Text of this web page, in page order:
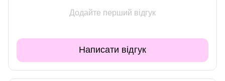
Додайте перший відгук
Написати відгук